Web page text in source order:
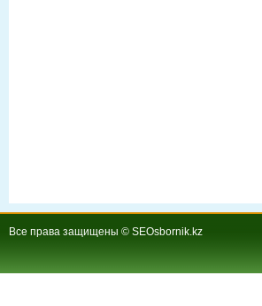
Все права защищены © SEOsbornik.kz